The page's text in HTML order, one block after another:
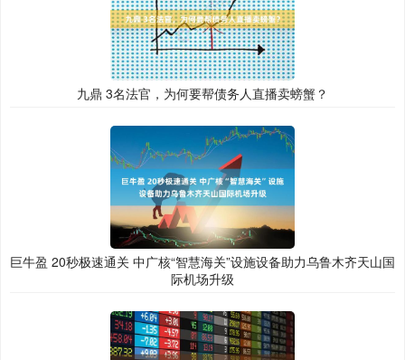
九鼎 3名法官，为何要帮债务人直播卖螃蟹？
巨牛盈 20秒极速通关 中广核“智慧海关”设施设备助力乌鲁木齐天山国
际机场升级